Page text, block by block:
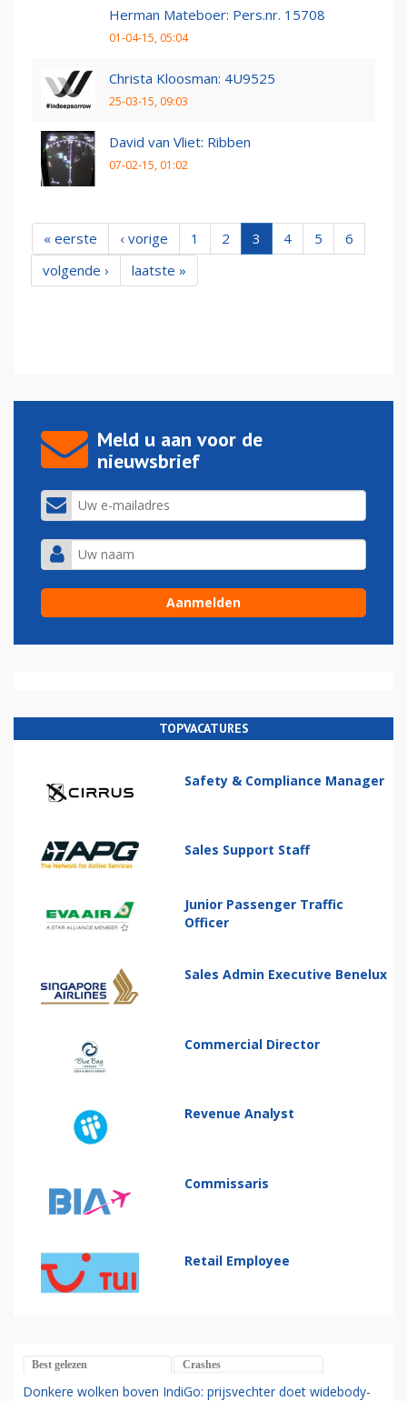
Herman Mateboer: Pers.nr. 15708
01-04-15, 05:04
Christa Kloosman: 4U9525
25-03-15, 09:03
David van Vliet: Ribben
07-02-15, 01:02
« eerste ‹ vorige 1 2 3 4 5
6
volgende ›
laatste »
Meld u aan voor de
nieuwsbrief
TOPVACATURES
Safety & Compliance Manager
Sales Support Staff
Junior Passenger Traffic
Officer
Sales Admin Executive Benelux
Commercial Director
Revenue Analyst
Commissaris
Retail Employee
Best gelezen Crashes
Donkere wolken boven IndiGo: prijsvechter doet widebody-